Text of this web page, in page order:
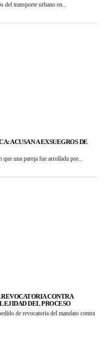
del transporte urbano en...
ACUSAN A EXSUEGROS DE
que una pareja fue arrollada por...
CONTRA
DEL PROCESO
de revocatoria del mandato contra